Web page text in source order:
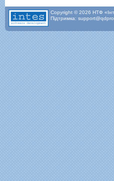
Copyright © 2026 НТФ
Підтримка: